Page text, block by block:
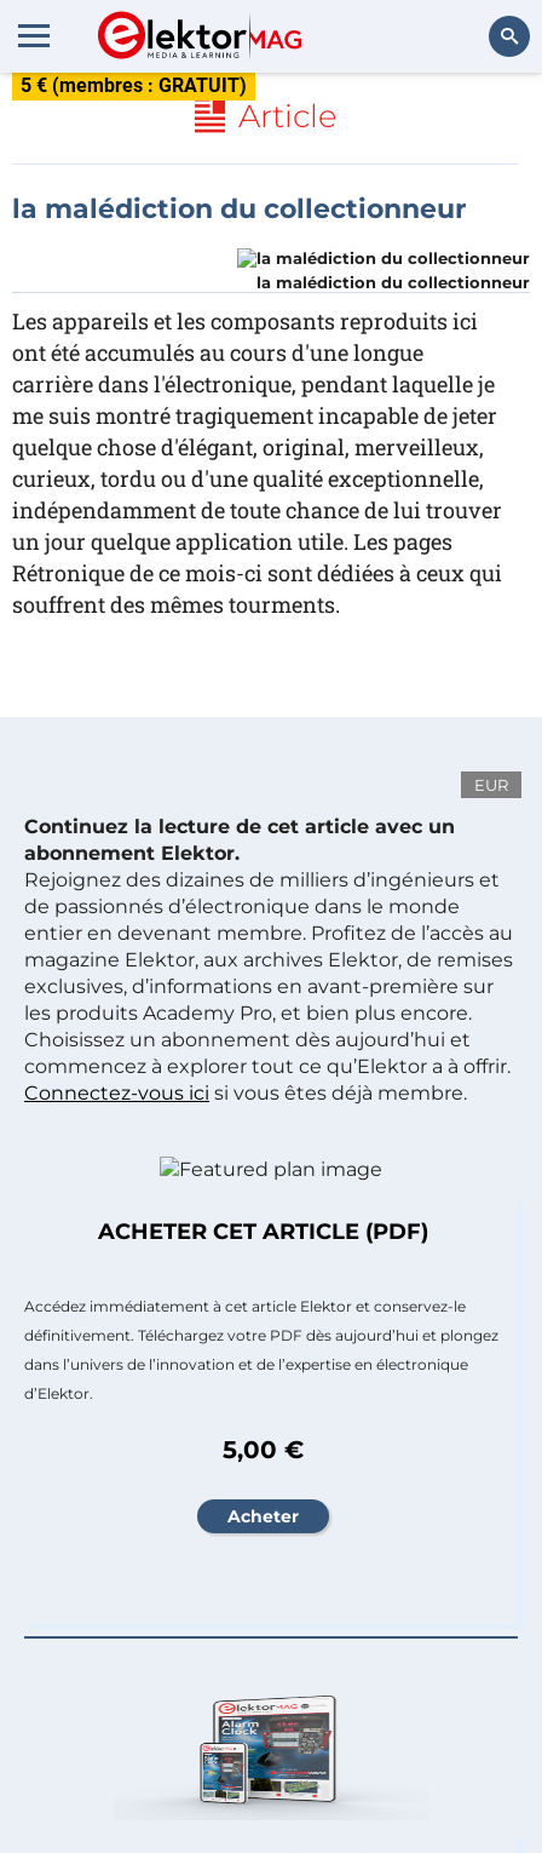
5 € (membres : GRATUIT)
Article
la malédiction du collectionneur
la malédiction du collectionneur
Les appareils et les composants reproduits ici
ont été accumulés au cours d'une longue
carrière dans l'électronique, pendant laquelle je
me suis montré tragiquement incapable de jeter
quelque chose d'élégant, original, merveilleux,
curieux, tordu ou d'une qualité exceptionnelle,
indépendamment de toute chance de lui trouver
un jour quelque application utile. Les pages
Rétronique de ce mois-ci sont dédiées à ceux qui
souffrent des mêmes tourments.
EUR
Continuez la lecture de cet article avec un
abonnement Elektor.
Rejoignez des dizaines de milliers d’ingénieurs et
de passionnés d’électronique dans le monde
entier en devenant membre. Profitez de l’accès au
magazine Elektor, aux archives Elektor, de remises
exclusives, d’informations en avant-première sur
les produits Academy Pro, et bien plus encore.
Choisissez un abonnement dès aujourd’hui et
commencez à explorer tout ce qu’Elektor a à offrir.
Connectez-vous ici si vous êtes déjà membre.
ACHETER CET ARTICLE (PDF)
Accédez immédiatement à cet article Elektor et conservez-le
définitivement. Téléchargez votre PDF dès aujourd’hui et plongez
dans l’univers de l’innovation et de l’expertise en électronique
d’Elektor.
5,00 €